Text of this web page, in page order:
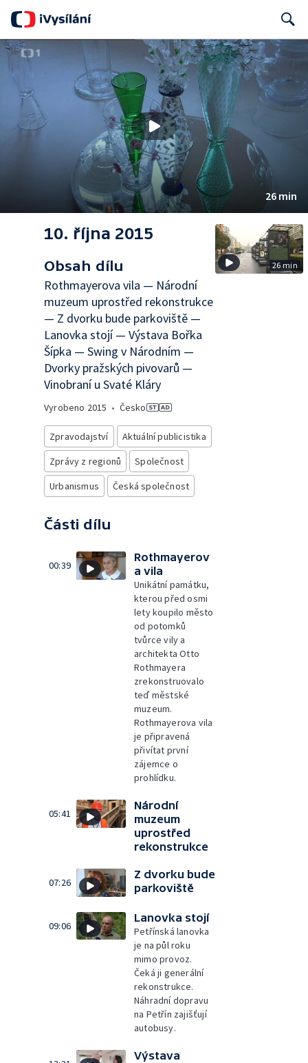
Search
26 min
10. října 2015
Obsah dílu
Rothmayerova vila — Národní
muzeum uprostřed rekonstrukce
— Z dvorku bude parkoviště —
Lanovka stojí — Výstava Bořka
Šípka — Swing v Národním —
Dvorky pražských pivovarů —
Vinobraní u Svaté Kláry
Vyrobeno 2015 • Česko
Zpravodajství
Aktuální publicistika
Zprávy z regionů
Společnost
Urbanismus
Česká společnost
Části dílu
00:39
Rothmayerov
a vila
Unikátní památku,
kterou před osmi
lety koupilo město
od potomků
tvůrce vily a
architekta Otto
Rothmayera
zrekonstruovalo
teď městské
muzeum.
Rothmayerova vila
je připravená
přivítat první
zájemce o
prohlídku.
05:41
Národní
muzeum
uprostřed
rekonstrukce
07:26
Z dvorku bude
parkoviště
09:06
Lanovka stojí
Petřínská lanovka
je na půl roku
mimo provoz.
Čeká ji generální
rekonstrukce.
Náhradní dopravu
na Petřín zajišťují
autobusy.
Výstava
26 min